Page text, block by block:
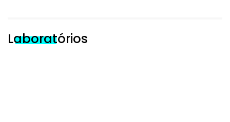
Laboratórios